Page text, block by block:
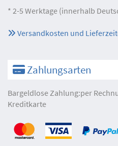
* 2-5 Werktage (innerhalb
Versandkosten und
Zahlungsarten
Bargeldlose Zahlung:per
Kreditkarte